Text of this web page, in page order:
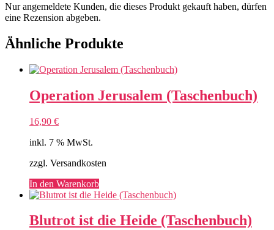
Nur angemeldete Kunden, die dieses Produkt gekauft haben, dürfen
eine Rezension abgeben.
Ähnliche Produkte
Operation Jerusalem (Taschenbuch)
16,90 €
inkl. 7 % MwSt.
zzgl. Versandkosten
In den Warenkorb
Blutrot ist die Heide (Taschenbuch)